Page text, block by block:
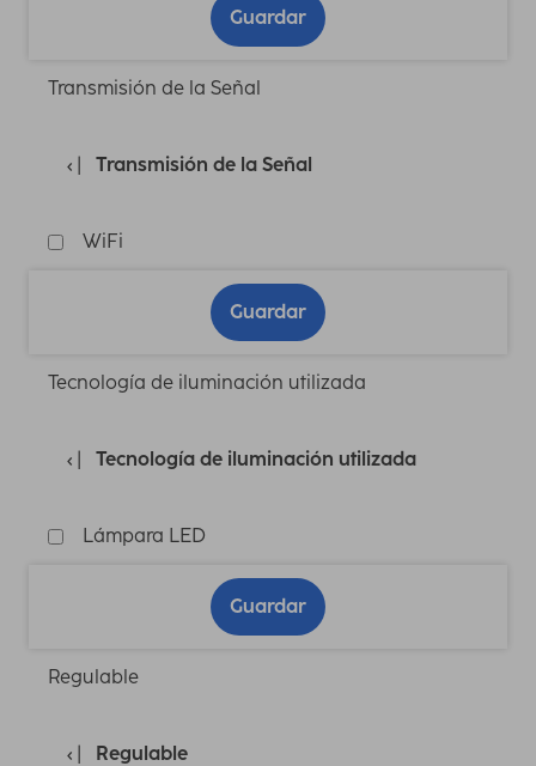
Guardar
Transmisión de la Señal
Transmisión de la Señal
WiFi
Guardar
Tecnología de iluminación utilizada
Tecnología de iluminación utilizada
Lámpara LED
Guardar
Regulable
Regulable